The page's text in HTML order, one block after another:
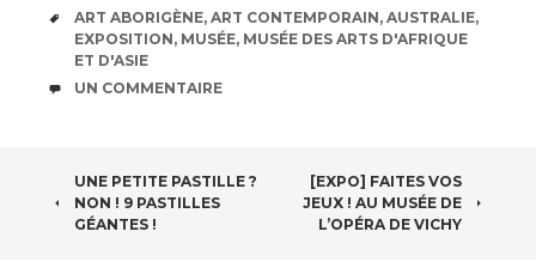
ÉTIQUETTES
ART ABORIGÈNE, ART CONTEMPORAIN, AUSTRALIE,
EXPOSITION, MUSÉE, MUSÉE DES ARTS D'AFRIQUE
ET D'ASIE
COMMENTAIRES
UN COMMENTAIRE
NAVIGATION
DES
UNE PETITE PASTILLE ?
NON ! 9 PASTILLES
GÉANTES !
[EXPO] FAITES VOS
JEUX ! AU MUSÉE DE
L’OPÉRA DE VICHY